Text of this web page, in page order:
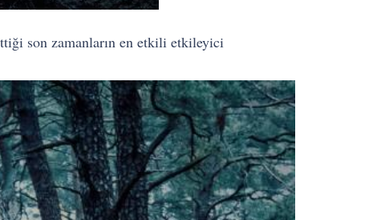
son zamanların en etkili etkileyici